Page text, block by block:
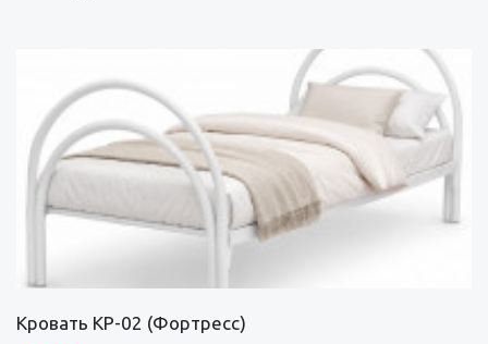
Кровать КР-02 (Фортресс)